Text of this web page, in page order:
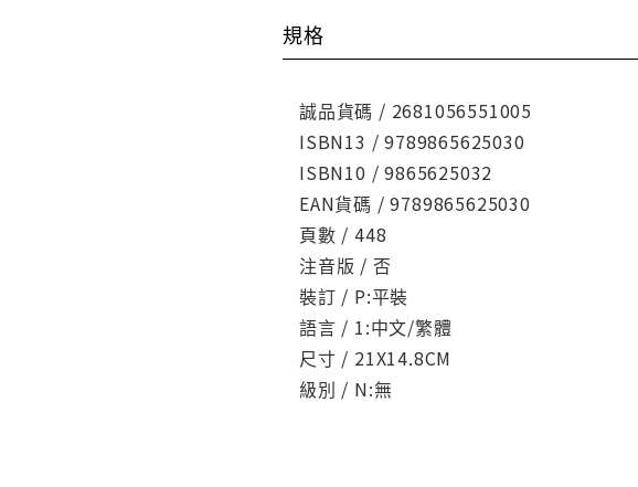
規格
誠品貨碼 / 2681056551005
ISBN13 / 9789865625030
ISBN10 / 9865625032
EAN貨碼 / 9789865625030
頁數 / 448
注音版 / 否
裝訂 / P:平裝
語言 / 1:中文/繁體
尺寸 / 21X14.8CM
級別 / N:無